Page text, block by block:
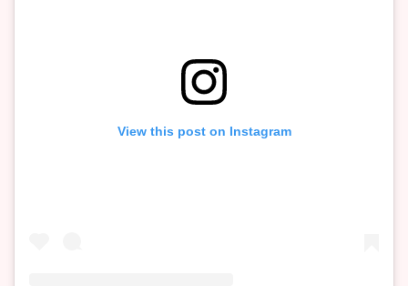
View this post on Instagram